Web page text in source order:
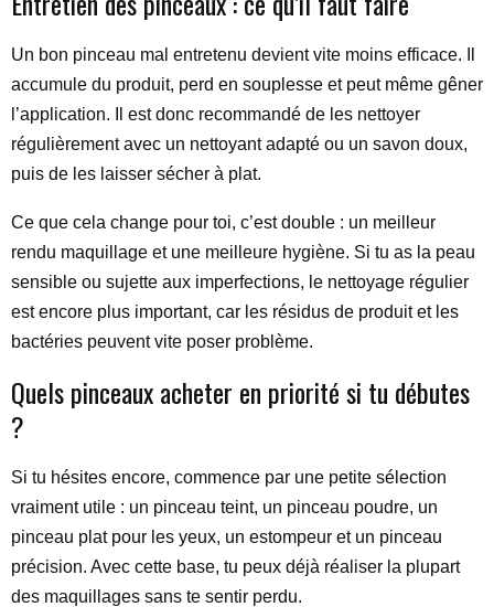
Un bon pinceau mal entretenu devient vite moins efficace. Il
accumule du produit, perd en souplesse et peut même gêner
l’application. Il est donc recommandé de les nettoyer
régulièrement avec un nettoyant adapté ou un savon doux,
puis de les laisser sécher à plat.
Ce que cela change pour toi, c’est double : un meilleur
rendu maquillage et une meilleure hygiène. Si tu as la peau
sensible ou sujette aux imperfections, le nettoyage régulier
est encore plus important, car les résidus de produit et les
bactéries peuvent vite poser problème.
Quels pinceaux acheter en priorité si tu débutes
?
Si tu hésites encore, commence par une petite sélection
vraiment utile : un pinceau teint, un pinceau poudre, un
pinceau plat pour les yeux, un estompeur et un pinceau
précision. Avec cette base, tu peux déjà réaliser la plupart
des maquillages sans te sentir perdu.